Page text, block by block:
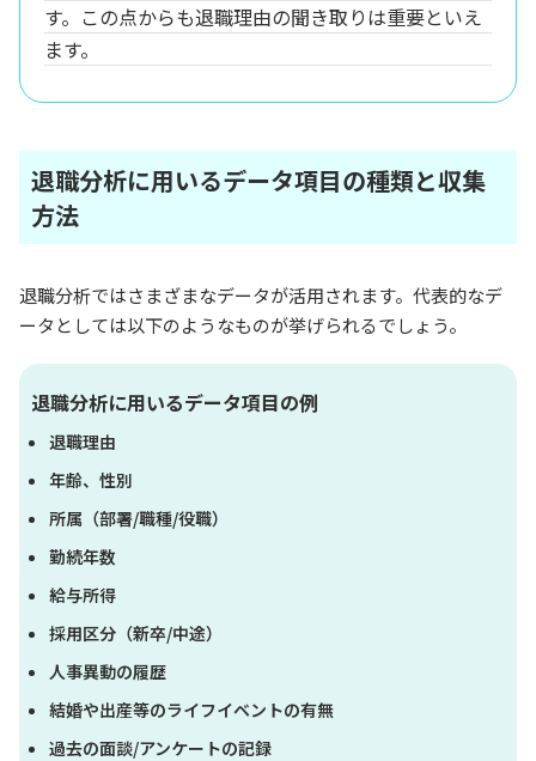
す。この点からも退職理由の聞き取りは重要といえ
ます。
退職分析に用いるデータ項目の種類と収集
方法
退職分析ではさまざまなデータが活用されます。代表的なデ
ータとしては以下のようなものが挙げられるでしょう。
退職分析に用いるデータ項目の例
退職理由
年齢、性別
所属（部署/職種/役職）
勤続年数
給与所得
採用区分（新卒/中途）
人事異動の履歴
結婚や出産等のライフイベントの有無
過去の面談/アンケートの記録